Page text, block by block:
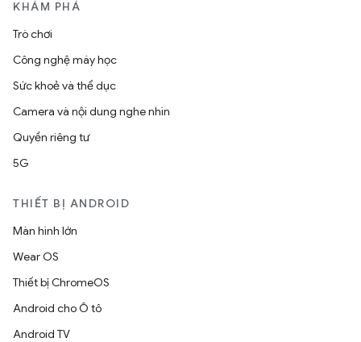
KHÁM PHÁ
Trò chơi
Công nghệ máy học
Sức khoẻ và thể dục
Camera và nội dung nghe nhìn
Quyền riêng tư
5G
THIẾT BỊ ANDROID
Màn hình lớn
Wear OS
Thiết bị ChromeOS
Android cho Ô tô
Android TV